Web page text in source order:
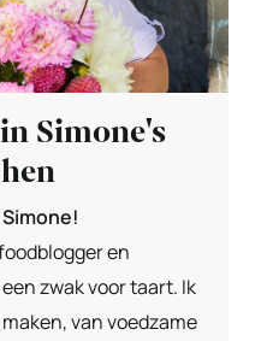
Simone's
en
zwak voor taart. Ik
van voedzame